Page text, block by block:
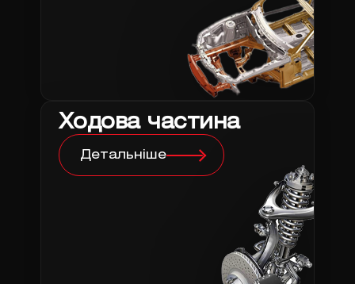
Ходова частина
Детальніше